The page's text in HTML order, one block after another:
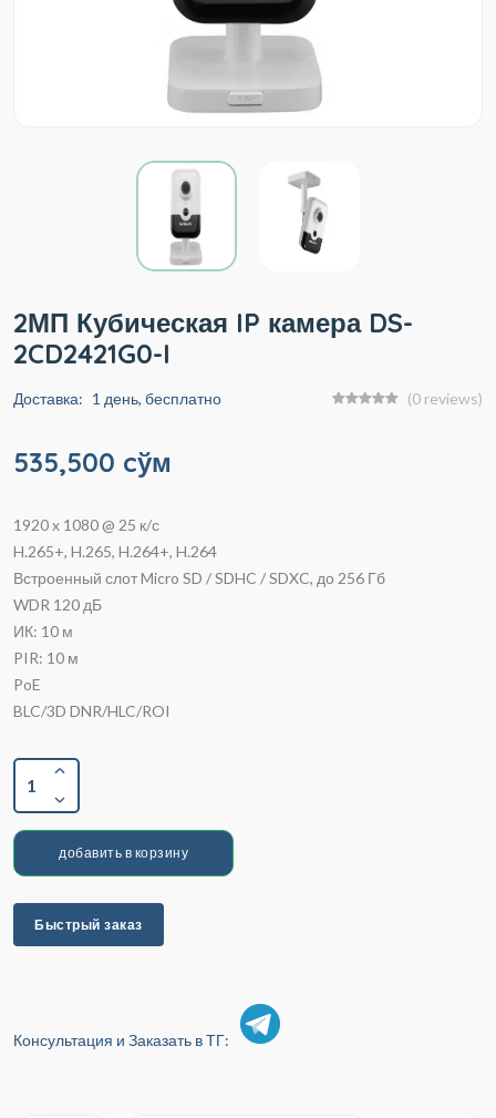
2МП Кубическая IP камера DS-
2CD2421G0-I
Доставка: 1 день, бесплатно (0 reviews)
535,500 cўм
1920 x 1080 @ 25 к/с
H.265+, H.265, H.264+, H.264
Встроенный слот Micro SD / SDHC / SDXC, до 256 Гб
WDR 120 дБ
ИК: 10 м
PIR: 10 м
PoE
BLC/3D DNR/HLC/ROI
1
добавить в корзину
Быстрый заказ
Консультация и Заказать в ТГ: